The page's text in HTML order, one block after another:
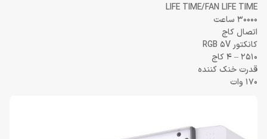
LIFE TIME/FAN LIFE TIME
30000 ساعت
اتصال کاج
کانکتور RGB 5V
2510 – 4 کاج
قدرت خنک کننده
170 وات